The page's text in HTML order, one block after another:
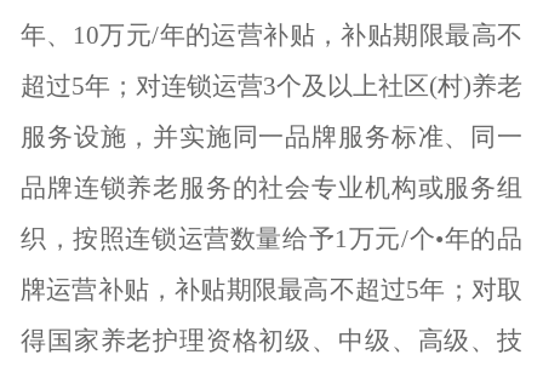
年、10万元/年的运营补贴，补贴期限最高不
超过5年；对连锁运营3个及以上社区(村)养老
服务设施，并实施同一品牌服务标准、同一
品牌连锁养老服务的社会专业机构或服务组
织，按照连锁运营数量给予1万元/个•年的品
牌运营补贴，补贴期限最高不超过5年；对取
得国家养老护理资格初级、中级、高级、技